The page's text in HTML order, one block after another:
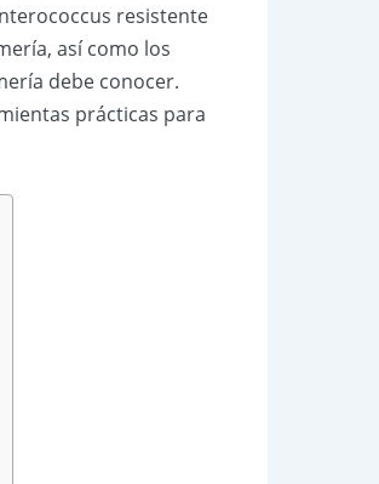
resistente
así como los
debe conocer.
prácticas para